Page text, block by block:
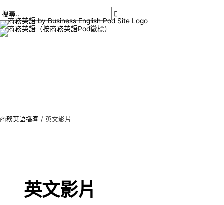
至
內
容
選
商務英語播客 / 英文影片
英文影片
分
頁
商
務
英
搜
尋
: